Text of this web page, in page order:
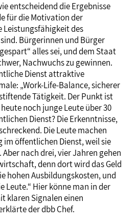
entscheidend die Ergebnisse
für die Motivation der
Leistungsfähigkeit des
Bürgerinnen und Bürger
alles sei, und dem Staat
Nachwuchs zu gewinnen.
Dienst attraktive
„Work-Life-Balance, sicherer
Tätigkeit. Der Punkt ist
noch junge Leute über 30
Dienst? Die Erkenntnisse,
Die Leute machen
im öffentlichen Dienst, weil sie
nach drei, vier Jahren gehen
denn dort wird das Geld
hohen Ausbildungskosten, und
Leute.“ Hier könne man in der
klaren Signalen einen
der dbb Chef.